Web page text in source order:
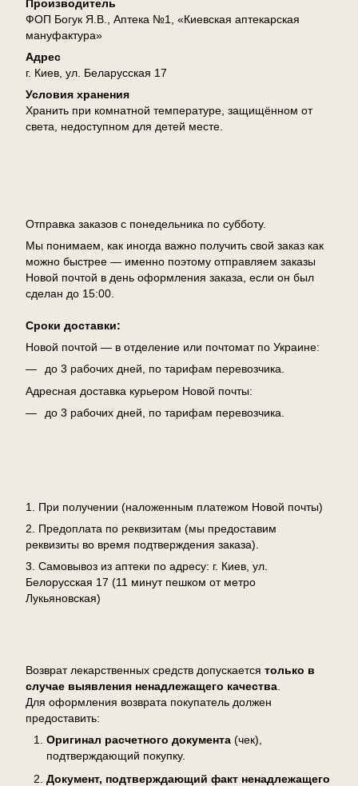
Производитель
ФОП Богук Я.В., Аптека №1, «Киевская аптекарская
мануфактура»
Адрес
г. Киев, ул. Беларусская 17
Условия хранения
Хранить при комнатной температуре, защищённом от
света, недоступном для детей месте.
Отправка заказов с понедельника по субботу.
Мы понимаем, как иногда важно получить свой заказ как
можно быстрее — именно поэтому отправляем заказы
Новой почтой в день оформления заказа, если он был
сделан до 15:00.
Сроки доставки:
Новой почтой — в отделение или почтомат по Украине:
до 3 рабочих дней, по тарифам перевозчика.
Адресная доставка курьером Новой почты:
до 3 рабочих дней, по тарифам перевозчика.
1. При получении (наложенным платежом Новой почты)
2. Предоплата по реквизитам (мы предоставим
реквизиты во время подтверждения заказа).
3. Самовывоз из аптеки по адресу: г. Киев, ул.
Белорусская 17 (11 минут пешком от метро
Лукьяновская)
Возврат лекарственных средств допускается только в
случае выявления ненадлежащего качества.
Для оформления возврата покупатель должен
предоставить:
Оригинал расчетного документа (чек),
подтверждающий покупку.
Документ, подтверждающий факт ненадлежащего